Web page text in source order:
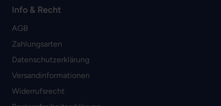
Info & Recht
AGB
Zahlungsarten
Datenschutzerklärung
Versandinformationen
Widerrufsrecht